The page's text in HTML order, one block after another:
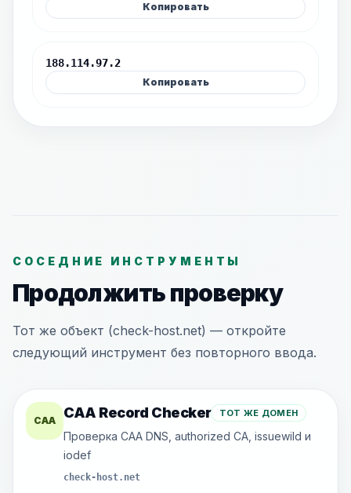
Копировать
188.114.97.2
Копировать
СОСЕДНИЕ ИНСТРУМЕНТЫ
Продолжить проверку
Тот же объект (check-host.net) — откройте
следующий инструмент без повторного ввода.
CAA CAA Record Checker ТОТ ЖЕ ДОМЕН
Проверка CAA DNS, authorized CA, issuewild и
iodef
check-host.net